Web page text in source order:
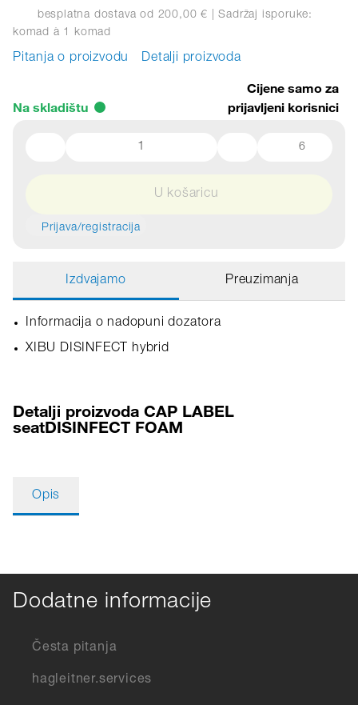
besplatna dostava od 200,00 € | Sadržaj isporuke:
komad à 1 komad
Pitanja o proizvodu Detalji proizvoda
Na skladištu
Cijene samo za
prijavljeni korisnici
6
U košaricu
Prijava/registracija
Izdvajamo Preuzimanja
Informacija o nadopuni dozatora
XIBU DISINFECT hybrid
Detalji proizvoda CAP LABEL
seatDISINFECT FOAM
Opis
Dodatne informacije
Česta pitanja
hagleitner.services